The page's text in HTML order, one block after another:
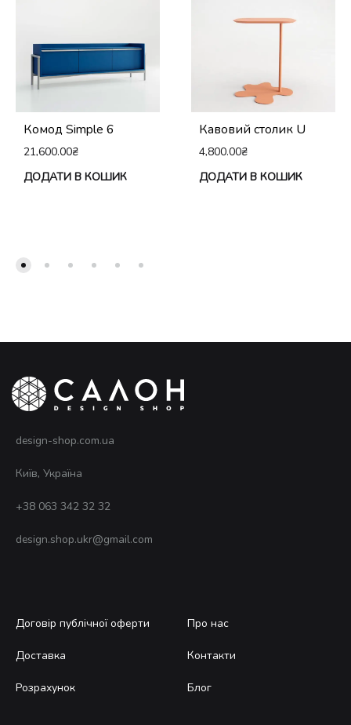
Комод Simple 6
21,600.00₴
ДОДАТИ В КОШИК
Кавовий столик U
4,800.00₴
ДОДАТИ В КОШИК
design-shop.com.ua
Київ, Україна
+38 063 342 32 32
design.shop.ukr@gmail.com
Договір публічної оферти
Доставка
Розрахунок
Про нас
Контакти
Блог